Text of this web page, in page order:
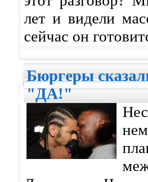
лет и видели
сейчас он
Бюргеры
"ДА!"